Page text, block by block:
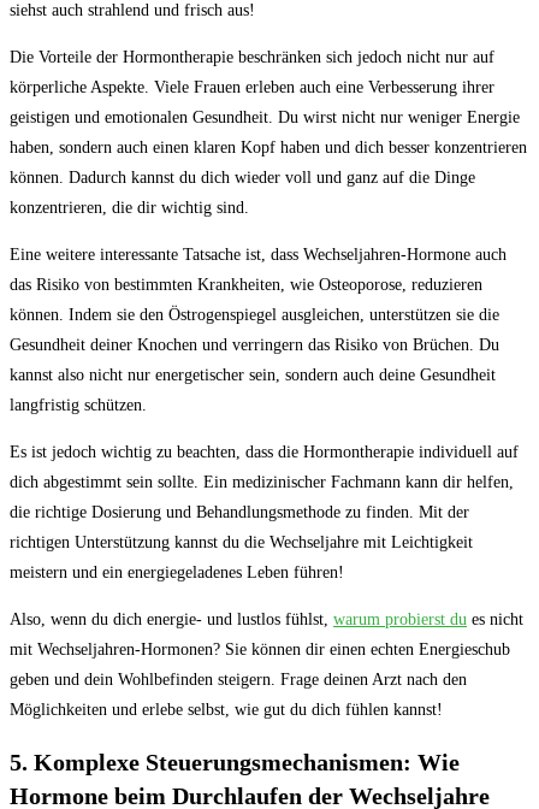
siehst auch strahlend und frisch aus!
Die Vorteile der Hormontherapie beschränken sich jedoch nicht nur auf
körperliche Aspekte. Viele Frauen erleben auch eine Verbesserung ihrer
geistigen und emotionalen Gesundheit. Du wirst nicht nur weniger Energie
haben, sondern auch einen klaren Kopf haben und dich besser konzentrieren
können. Dadurch kannst du dich wieder voll und ganz auf die Dinge
konzentrieren, die dir wichtig sind.
Eine weitere interessante Tatsache ist, dass Wechseljahren-Hormone auch
das Risiko von bestimmten Krankheiten, wie Osteoporose, reduzieren
können. Indem sie den Östrogenspiegel ausgleichen, unterstützen sie die
Gesundheit deiner Knochen und verringern das Risiko von Brüchen. Du
kannst also nicht nur energetischer sein, sondern auch deine Gesundheit
langfristig schützen.
Es ist jedoch wichtig zu beachten, dass die Hormontherapie individuell auf
dich abgestimmt sein sollte. Ein medizinischer Fachmann kann dir helfen,
die richtige Dosierung und Behandlungsmethode zu finden. Mit der
richtigen Unterstützung kannst du die Wechseljahre mit Leichtigkeit
meistern und ein energiegeladenes Leben führen!
Also, wenn du dich energie- und lustlos fühlst, warum probierst du es nicht
mit Wechseljahren-Hormonen? Sie können dir einen echten Energieschub
geben und dein Wohlbefinden steigern. Frage deinen Arzt nach den
Möglichkeiten und erlebe selbst, wie gut du dich fühlen kannst!
5. Komplexe Steuerungsmechanismen: Wie
Hormone beim Durchlaufen der Wechseljahre